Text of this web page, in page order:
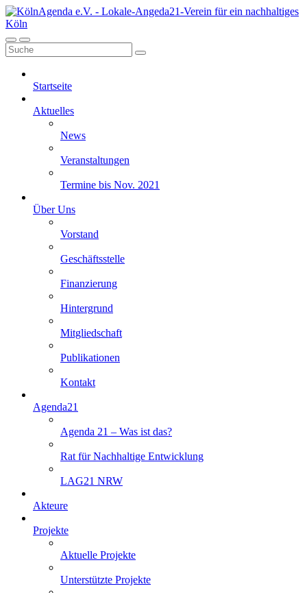
Startseite
Aktuelles
News
Veranstaltungen
Termine bis Nov. 2021
Über Uns
Vorstand
Geschäftsstelle
Finanzierung
Hintergrund
Mitgliedschaft
Publikationen
Kontakt
Agenda21
Agenda 21 – Was ist das?
Rat für Nachhaltige Entwicklung
LAG21 NRW
Akteure
Projekte
Aktuelle Projekte
Unterstützte Projekte